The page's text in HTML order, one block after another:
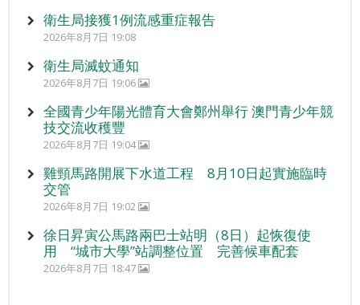
衛生局接獲1例流感重症報告
2026年8月7日 19:08
衛生局滅蚊通知
2026年8月7日 19:06
全國青少年陽光體育大會鄭州舉行 澳門青少年競
技交流收穫豐
2026年8月7日 19:04
雞頸馬路開展下水道工程 8月10日起實施臨時
交管
2026年8月7日 19:02
徐日昇寅公馬路兩巴士站明（8日）起恢復使
用 “城市大學”站調整位置 完善候車配套
2026年8月7日 18:47